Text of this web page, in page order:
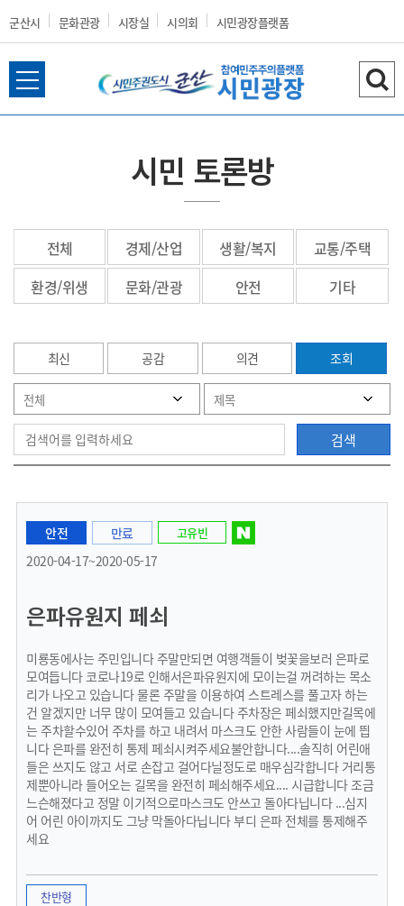
군산시 문화관광 시장실 시의회 시민광장플랫폼
군
홈
으
로
이
동
전
체
검
색
시민 토론방
전체 경제/산업 생활/복지
교통/주택
환경/위생
문화/관광 안전 기타
최신 공감 의견 조회
검색
안전
만료
2020-04-17~2020-05-17
고유빈
은파유원지 페쇠
미룡동에사는 주민입니다 주말만되면 여행객들이 벚꽃을보러 은파로
모여듭니다 코로나19로 인해서은파유원지에 모이는걸 꺼려하는 목소
리가 나오고 있습니다 물론 주말을 이용하여 스트레스를 풀고자 하는
건 알겠지만 너무 많이 모여들고 있습니다 주차장은 페쇠했지만길목에
는 주차할수있어 주차를 하고 내려서 마스크도 안한 사람들이 눈에 띕
니다 은파를 완전히 통제 페쇠시켜주세요불안합니다....솔직히 어린애
들은 쓰지도 않고 서로 손잡고 걸어다닐정도로 매우심각합니다 거리통
제뿐아니라 들어오는 길목을 완전히 페쇠해주세요.... 시급합니다 조금
느슨해졌다고 정말 이기적으로마스크도 안쓰고 돌아다닙니다 ...심지
어 어린 아이까지도 그냥 막돌아다닙니다 부디 은파 전체를 통제해주
세요
찬반형